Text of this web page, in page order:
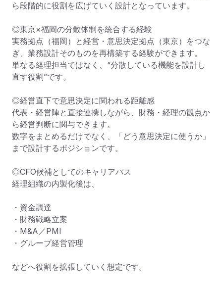
ら段階的に役割を広げていく設計となっています。
◎東京×福岡の分散体制を統合する経験
実務拠点（福岡）と経営・意思決定拠点（東京）をつな
ぎ、業務設計そのものを再構築する経験ができます。
単なる経理担当ではなく、“分散している機能を設計し
直す役割”です。
◎経営直下で意思決定に関われる距離感
代表・経営陣と直接連携しながら、財務・経理の観点か
ら経営判断に関与できます。
数字をまとめるだけでなく、「どう意思決定に使うか」
まで設計するポジションです。
◎CFO候補としてのキャリアパス
経理組織の内製化後は、
・資金調達
・財務戦略立案
・M&A／PMI
・グループ経営管理
などへ役割を拡張していく想定です。